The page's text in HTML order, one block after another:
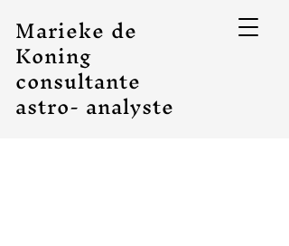
Marieke de
Koning
consultante
astro- analyste